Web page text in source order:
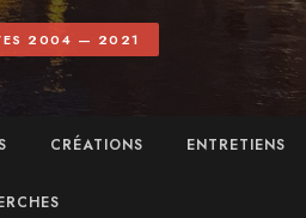
2004 — 2021
CRÉATIONS ENTRETIENS